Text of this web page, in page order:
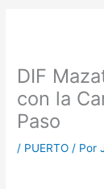
DIF
con la
Paso
/ PUERTO / Por